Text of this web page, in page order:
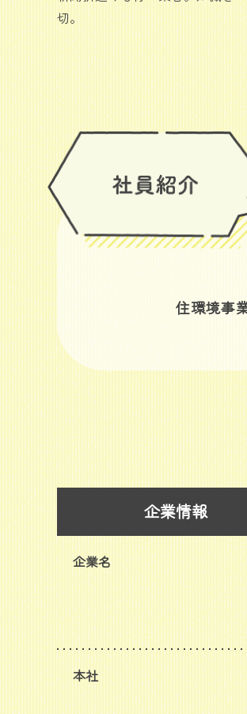
切。
住環境事
企業情報
企業名
本社